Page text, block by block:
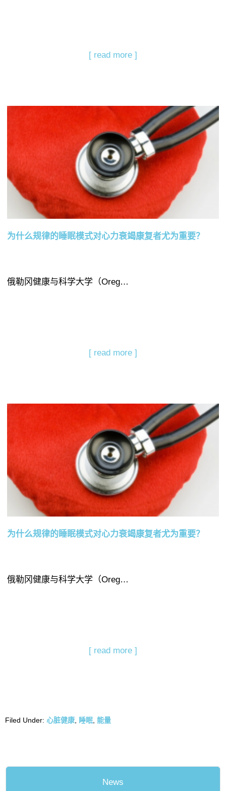
[ read more ]
为什么规律的睡眠模式对心力衰竭康复者尤为重要？
俄勒冈健康与科学大学（Oreg…
[ read more ]
为什么规律的睡眠模式对心力衰竭康复者尤为重要？
俄勒冈健康与科学大学（Oreg…
[ read more ]
Filed Under: 心脏健康 睡眠 能量
News